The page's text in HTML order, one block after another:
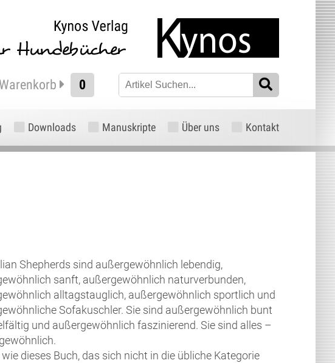
Shepherds sind außergewöhnlich lebendig,
sanft, außergewöhnlich naturverbunden,
alltagstauglich, außergewöhnlich sportlich und
Sofakuschler. Sie sind außergewöhnlich bunt
und außergewöhnlich faszinierend. Sie sind alles –
wie dieses Buch, das sich nicht in die übliche Kategorie
Warenkorb 0
Downloads Manuskripte Über uns Kontakt